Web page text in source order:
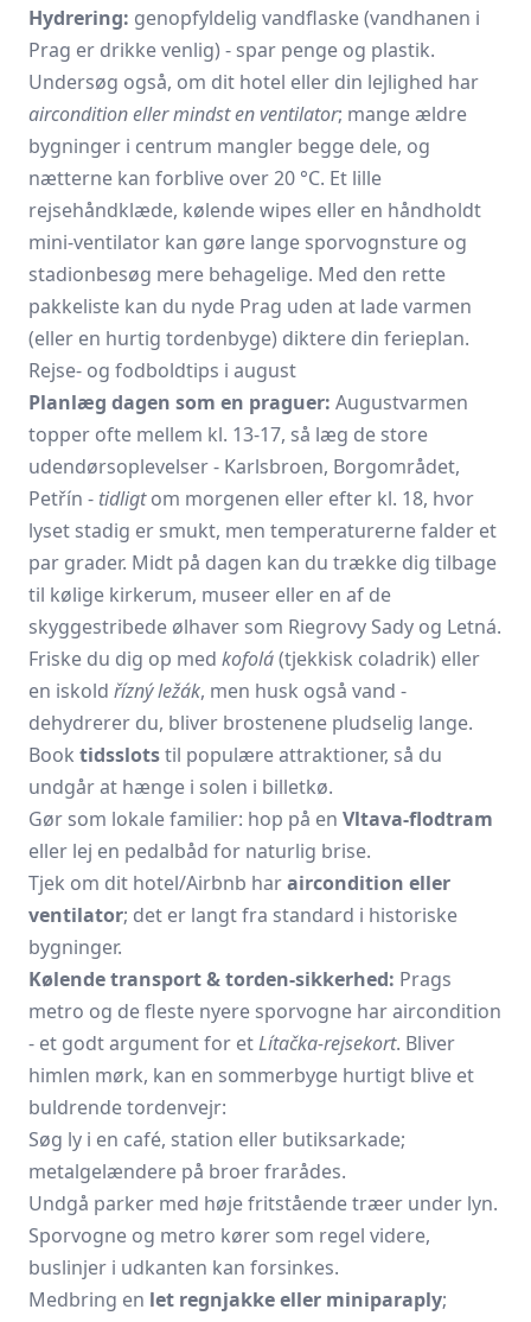
Hydrering: genopfyldelig vandflaske (vandhanen i
Prag er drikke­ venlig) - spar penge og plastik.
Undersøg også, om dit hotel eller din lejlighed har
aircondition eller mindst en ventilator; mange ældre
bygninger i centrum mangler begge dele, og
nætterne kan forblive over 20 °C. Et lille
rejsehåndklæde, kølende wipes eller en håndholdt
mini-ventilator kan gøre lange sporvognsture og
stadionbesøg mere behagelige. Med den rette
pakkeliste kan du nyde Prag uden at lade varmen
(eller en hurtig tordenbyge) diktere din ferieplan.
Rejse- og fodboldtips i august
Planlæg dagen som en praguer: Augustvarmen
topper ofte mellem kl. 13-17, så læg de store
udendørsoplevelser - Karlsbroen, Borgområdet,
Petřín - tidligtom morgenen eller efter kl. 18, hvor
lyset stadig er smukt, men temperaturerne falder et
par grader. Midt på dagen kan du trække dig tilbage
til kølige kirkerum, museer eller en af de
skyggestribede ølhaver som Riegrovy Sady og Letná.
Friske du dig op med kofolá(tjekkisk coladrik) eller
en iskold řízný ležák, men husk også vand -
dehydrerer du, bliver brostenene pludselig lange.
Book tidsslotstil populære attraktioner, så du
undgår at hænge i solen i billetkø.
Gør som lokale familier: hop på en Vltava-flodtram
eller lej en pedalbåd for naturlig brise.
Tjek om dit hotel/Airbnb haraircondition eller
ventilator; det er langt fra standard i historiske
bygninger.
Kølende transport & torden-sikkerhed: Prags
metro og de fleste nyere sporvogne har aircondition
- et godt argument for etLítačka-rejsekort. Bliver
himlen mørk, kan en sommerbyge hurtigt blive et
buldrende tordenvejr:
Søg ly i en café, station eller butiksarkade;
metalgelændere på broer frarådes.
Undgå parker med høje fritstående træer under lyn.
Sporvogne og metro kører som regel videre,
buslinjer i udkanten kan forsinkes.
Medbring en let regnjakke eller miniparaply;